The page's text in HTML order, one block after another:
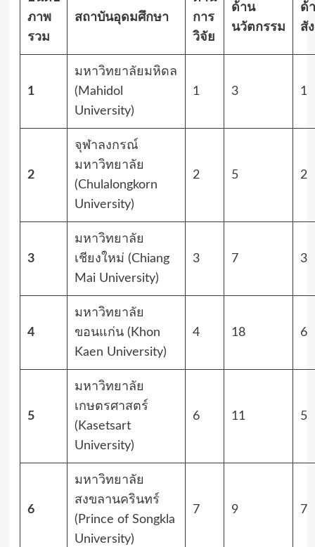
ภาพ
รวม
สถาบันอุดมศึกษา
การ
วิจัย
ด้าน
นวัตกรรม
ด้
สั
1
มหาวิทยาลัยมหิดล
(Mahidol
University)
1 3 1
2
จุฬาลงกรณ์
มหาวิทยาลัย
(Chulalongkorn
University)
2 5 2
3
มหาวิทยาลัย
เชียงใหม่ (Chiang
Mai University)
3 7 3
4
มหาวิทยาลัย
ขอนแก่น (Khon
Kaen University)
4 18 6
5
มหาวิทยาลัย
เกษตรศาสตร์
(Kasetsart
University)
6 11 5
6
มหาวิทยาลัย
สงขลานครินทร์
(Prince of Songkla
University)
7 9 7